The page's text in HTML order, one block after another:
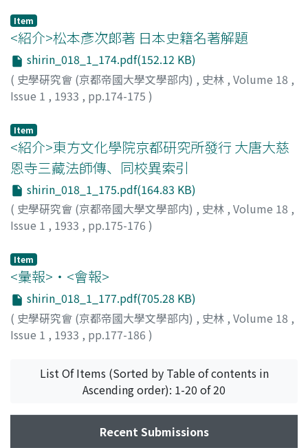
Item
<紹介>松本彥次郞著 日本史籍名著解題
shirin_018_1_174.pdf(152.12 KB)
( 史學硏究會 (京都帝國大學文學部内) , 史林 , Volume 18 ,
Issue 1 , 1933 , pp.174-175 )
Item
<紹介>東方文化學院京都研究所發行 大唐大慈
恩寺三藏法師傳、同校異索引
shirin_018_1_175.pdf(164.83 KB)
( 史學硏究會 (京都帝國大學文學部内) , 史林 , Volume 18 ,
Issue 1 , 1933 , pp.175-176 )
Item
<彙報>・<會報>
shirin_018_1_177.pdf(705.28 KB)
( 史學硏究會 (京都帝國大學文學部内) , 史林 , Volume 18 ,
Issue 1 , 1933 , pp.177-186 )
List Of Items (Sorted by Table of contents in
Ascending order): 1-20 of 20
Recent Submissions